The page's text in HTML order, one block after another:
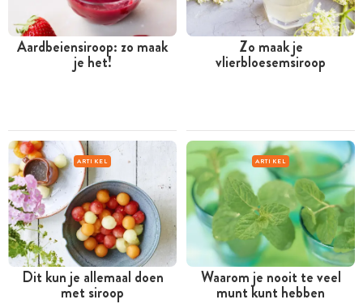
Aardbeiensiroop: zo maak
je het!
Zo maak je
vlierbloesemsiroop
ARTIKEL
Dit kun je allemaal doen
met siroop
ARTIKEL
Waarom je nooit te veel
munt kunt hebben